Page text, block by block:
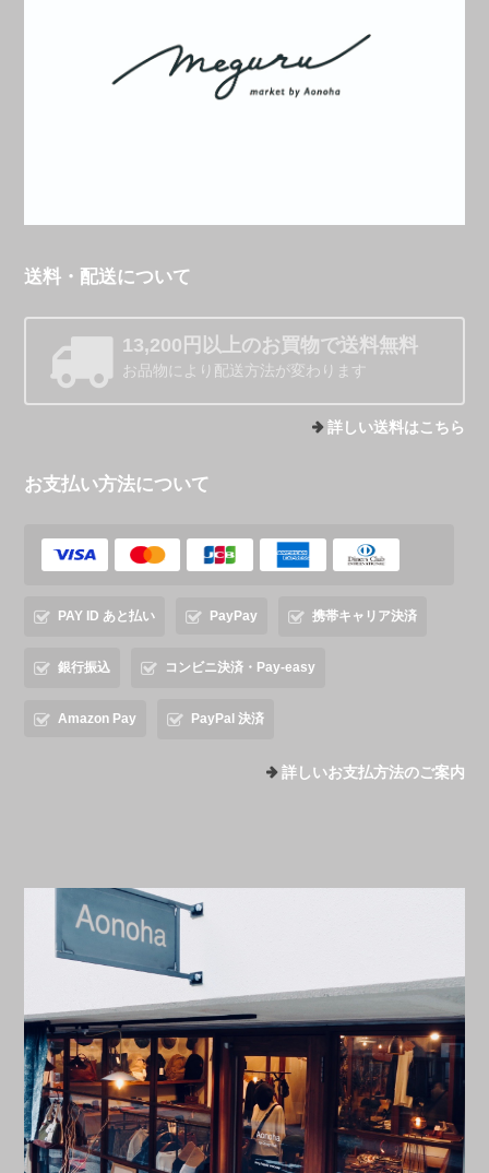
送料・配送について
13,200円以上のお買物で送料無料
お品物により配送方法が変わります
詳しい送料はこちら
お支払い方法について
PAY ID あと払い PayPay 携帯キャリア決済
銀行振込 コンビニ決済・Pay-easy
Amazon Pay PayPal 決済
詳しいお支払方法のご案内